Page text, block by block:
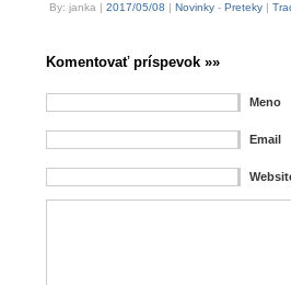
By: janka | 2017/05/08 | Novinky- Preteky|
Komentovať príspevok »»
Meno
Email